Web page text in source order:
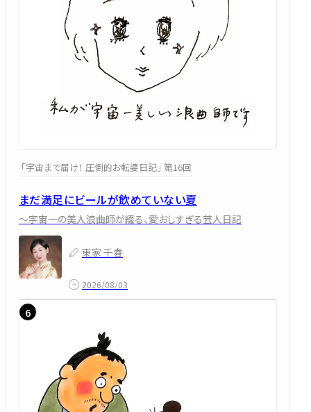
「宇宙まで届け！ 圧倒的お転婆日記」 第16回
まだ満足にビールが飲めていない夏
～宇宙一の美人浪曲師が綴る、愛おしすぎる芸人日記
東家 千春
2026/08/03